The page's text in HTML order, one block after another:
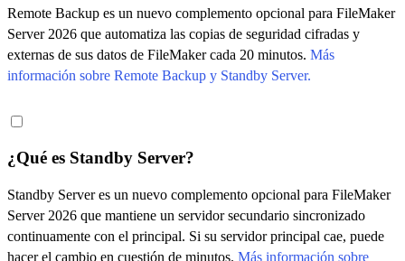
Remote Backup es un nuevo complemento opcional para FileMaker
Server 2026 que automatiza las copias de seguridad cifradas y
externas de sus datos de FileMaker cada 20 minutos. Más
información sobre Remote Backup y Standby Server.
¿Qué es Standby Server?
Standby Server es un nuevo complemento opcional para FileMaker
Server 2026 que mantiene un servidor secundario sincronizado
continuamente con el principal. Si su servidor principal cae, puede
hacer el cambio en cuestión de minutos. Más información sobre